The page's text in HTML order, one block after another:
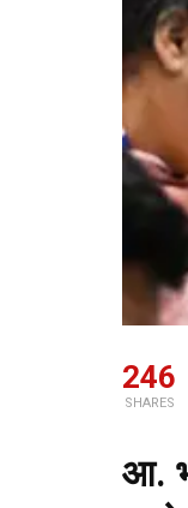
246
SHARES
आ.